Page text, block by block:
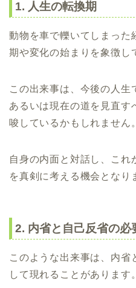
1. 人生の転換期
動物を車で轢いてしまった
期や変化の始まりを象徴し
この出来事は、今後の人生
あるいは現在の道を見直す
唆しているかもしれません。
自身の内面と対話し、これ
を真剣に考える機会となり
2. 内省と自己反省の必
このような出来事は、内省
して現れることがあります。